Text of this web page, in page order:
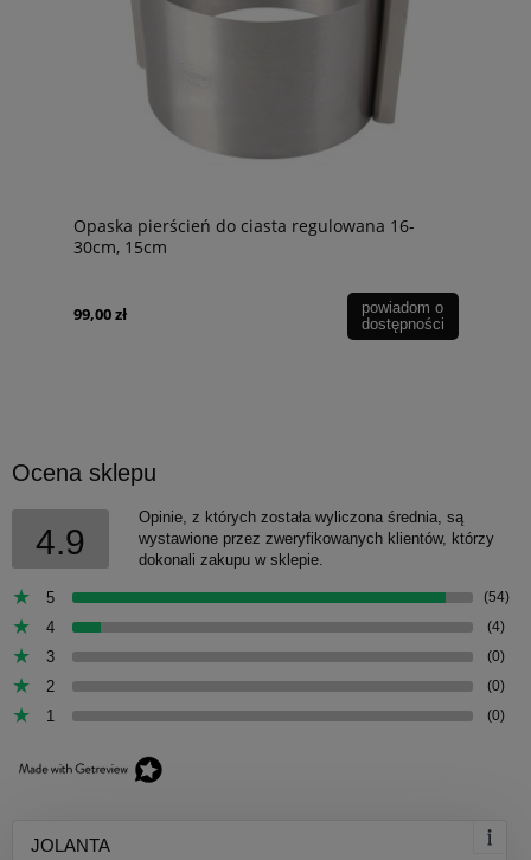
Opaska pierścień do ciasta regulowana 16-
30cm, 15cm
99,00 zł
powiadom o
dostępności
Ocena sklepu
4.9
Opinie, z których została wyliczona średnia, są
wystawione przez zweryfikowanych klientów, którzy
dokonali zakupu w sklepie.
5 (54)
4 (4)
3 (0)
2 (0)
1 (0)
JOLANTA